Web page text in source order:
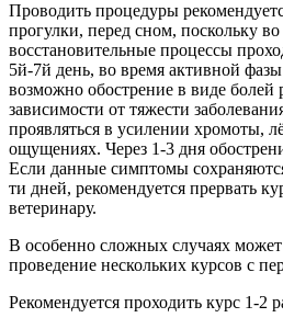
Проводить процедуры
прогулки, перед сном, поскольку во
восстановительные процессы
5й-7й день, во время активной
возможно обострение в виде болей
зависимости от тяжести
проявляться в усилении хромоты,
ощущениях. Через 1-3 дня
Если данные симптомы
ти дней, рекомендуется прервать
ветеринару.
В особенно сложных случаях может
проведение нескольких курсов с
Рекомендуется проходить курс 1-2